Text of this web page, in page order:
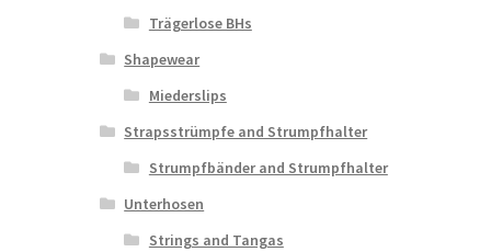
Trägerlose BHs
Shapewear
Miederslips
Strapsstrümpfe and Strumpfhalter
Strumpfbänder and Strumpfhalter
Unterhosen
Strings and Tangas